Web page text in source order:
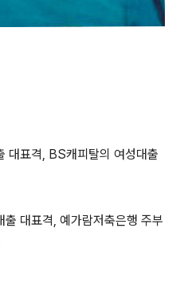
대표격, BS캐피탈의 여성대출
대표격, 예가람저축은행 주부